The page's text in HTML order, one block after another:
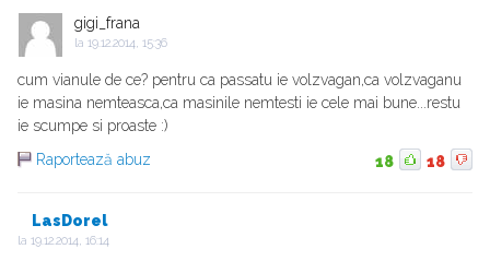
gigi_frana
la 19.12.2014, 15:36
cum vianule de ce? pentru ca passatu ie volzvagan,ca volzvaganu
ie masina nemteasca,ca masinile nemtesti ie cele mai bune...restu
ie scumpe si proaste :)
Raportează abuz
18 18
LasDorel
la 19.12.2014, 16:14